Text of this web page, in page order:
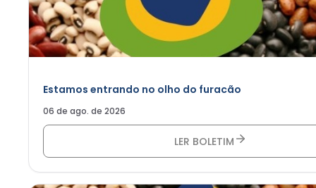
Estamos entrando no olho do furacão
06 de ago. de 2026
LER BOLETIM